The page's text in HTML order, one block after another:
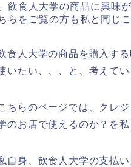
飲食人大学の商品に興味
らをご覧の方も私と同じ
食人大学の商品を購入す
いたい、、、と、考えて
ちらのページでは、クレ
のお店で使えるのか？を
自身、飲食人大学の支払